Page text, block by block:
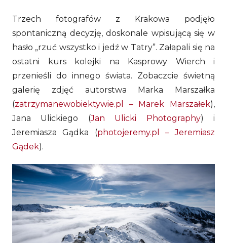
Trzech fotografów z Krakowa podjęło
spontaniczną decyzję, doskonale wpisującą się w
hasło „rzuć wszystko i jedź w Tatry”. Załapali się na
ostatni kurs kolejki na Kasprowy Wierch i
przenieśli do innego świata. Zobaczcie świetną
galerię zdjęć autorstwa Marka Marszałka
(zatrzymanewobiektywie.pl – Marek Marszałek),
Jana Ulickiego (Jan Ulicki Photography) i
Jeremiasza Gądka (photojeremy.pl – Jeremiasz
Gądek).